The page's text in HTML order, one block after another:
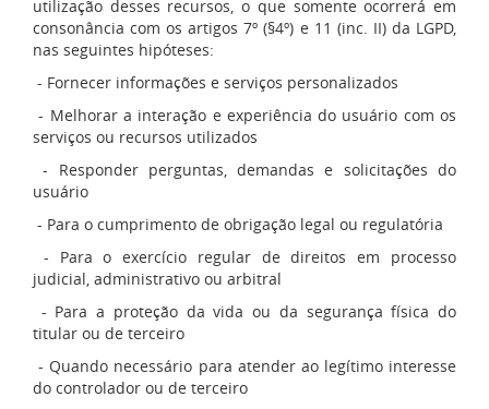
utilização desses recursos, o que somente ocorrerá em
consonância com os artigos 7º (§4º) e 11 (inc. II) da LGPD,
nas seguintes hipóteses:
- Fornecer informações e serviços personalizados
- Melhorar a interação e experiência do usuário com os
serviços ou recursos utilizados
- Responder perguntas, demandas e solicitações do
usuário
- Para o cumprimento de obrigação legal ou regulatória
- Para o exercício regular de direitos em processo
judicial, administrativo ou arbitral
- Para a proteção da vida ou da segurança física do
titular ou de terceiro
- Quando necessário para atender ao legítimo interesse
do controlador ou de terceiro